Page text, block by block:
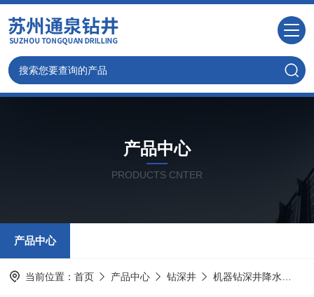
产品中心
PRODUCTS CNTER
产品中心
当前位置： 首页 产品中心 钻深井 机器钻深井降水